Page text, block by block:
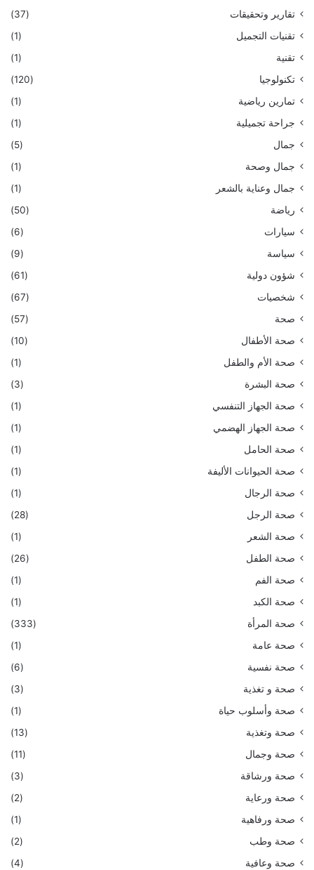
تقارير وتحقيقات
(37)
تقنيات التجميل
(1)
تقنية
(1)
تكنولوجيا
(120)
تمارين رياضية
(1)
جراحة تجميلية
(1)
جمال
(5)
جمال وصحة
(1)
جمال وعناية بالشعر
(1)
رياضة
(50)
سيارات
(6)
سياسة
(9)
شؤون دولية
(61)
شخصيات
(67)
صحة
(57)
صحة الأطفال
(10)
صحة الأم والطفل
(1)
صحة البشرة
(3)
صحة الجهاز التنفسي
(1)
صحة الجهاز الهضمي
(1)
صحة الحامل
(1)
صحة الحيوانات الأليفة
(1)
صحة الرجال
(1)
صحة الرجل
(28)
صحة الشعر
(1)
صحة الطفل
(26)
صحة الفم
(1)
صحة الكبد
(1)
صحة المرأة
(333)
صحة عامة
(1)
صحة نفسية
(6)
صحة و تغذية
(3)
صحة وأسلوب حياة
(1)
صحة وتغذية
(13)
صحة وجمال
(11)
صحة ورشاقة
(3)
صحة ورعاية
(2)
صحة ورفاهية
(1)
صحة وطب
(2)
صحة وعافية
(4)